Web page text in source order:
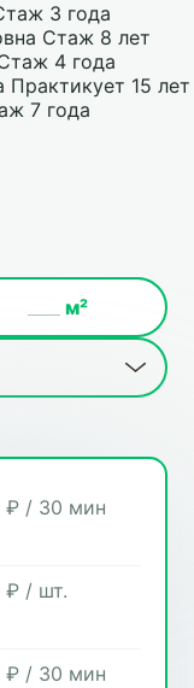
3 года
Стаж 8 лет
4 года
Практикует 15 лет
7 года
м²
₽ / 30 мин
₽ / шт.
₽ / 30 мин